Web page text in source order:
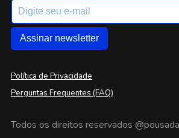
Assinar newsletter
Política de Privacidade
Perguntas Frequentes (FAQ)
Todos os direitos reservados